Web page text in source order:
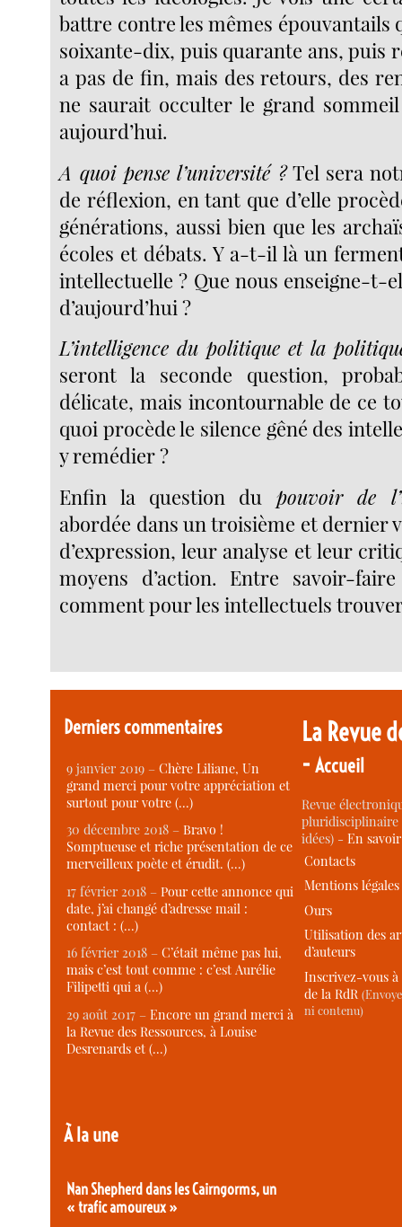
battre contre les mêmes épouvantails
soixante-dix, puis quarante ans, puis
a pas de fin, mais des retours, des
ne saurait occulter le grand sommeil
aujourd’hui.
A quoi pense l’université ?Tel sera
de réflexion, en tant que d’elle
générations, aussi bien que les
écoles et débats. Y a-t-il là un
intellectuelle ? Que nous enseigne-t-
d’aujourd’hui ?
L’intelligence du politique et la
seront la seconde question,
délicate, mais incontournable de ce
quoi procède le silence gêné des
y remédier ?
Enfin la question du pouvoir de
abordée dans un troisième et dernier
d’expression, leur analyse et leur
moyens d’action. Entre savoir-
comment pour les intellectuels
Derniers commentaires
9 janvier 2019 –Chère Liliane, Un
grand merci pour votre appréciation et
surtout pour votre (…)
30 décembre 2018 –Bravo !
Somptueuse et riche présentation de ce
merveilleux poète et érudit. (…)
17 février 2018 –Pour cette annonce qui
date, j’ai changé d’adresse mail :
contact : (…)
16 février 2018 –C’était même pas lui,
mais c’est tout comme : c’est Aurélie
Filipetti qui a (…)
29 août 2017 –Encore un grand merci à
la Revue des Ressources, à Louise
Desrenards et (…)
À la une
Nan Shepherd dans les Cairngorms, un
« trafic amoureux »
La Revue
-Accueil
Revue
idées) -En
Contacts
Mentions légales
Ours
Utilisation des
d’auteurs
Inscrivez-vous
de la RdR
ni contenu)